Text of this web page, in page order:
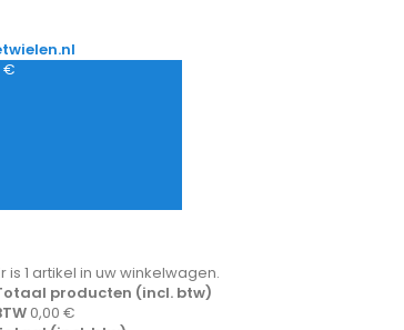
€
is 1 artikel in uw winkelwagen.
producten (incl. btw)
0,00 €